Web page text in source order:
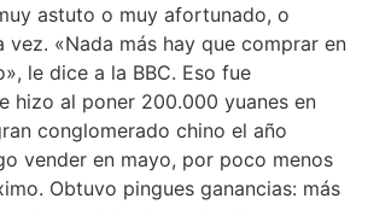
astuto o muy afortunado, o
vez. «Nada más hay que comprar en
le dice a la BBC. Eso fue
hizo al poner 200.000 yuanes en
conglomerado chino el año
vender en mayo, por poco menos
Obtuvo pingues ganancias: más